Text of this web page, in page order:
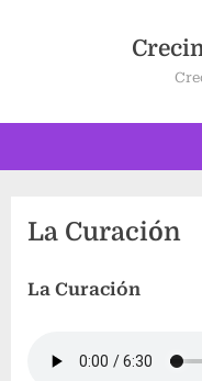
La Curación
La Curación